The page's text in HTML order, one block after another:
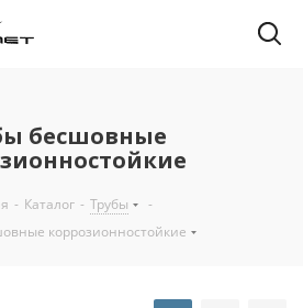
бесшовные
- Каталог - Трубы
-
коррозионностойкие